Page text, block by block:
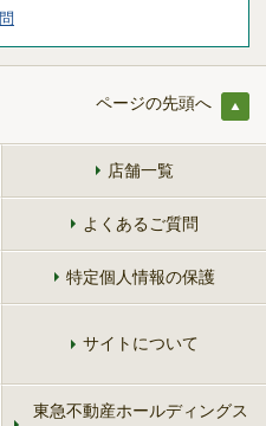
ページの先頭へ
店舗一覧
よくあるご質問
特定個人情報の保護
サイトについて
東急不動産ホールディングス